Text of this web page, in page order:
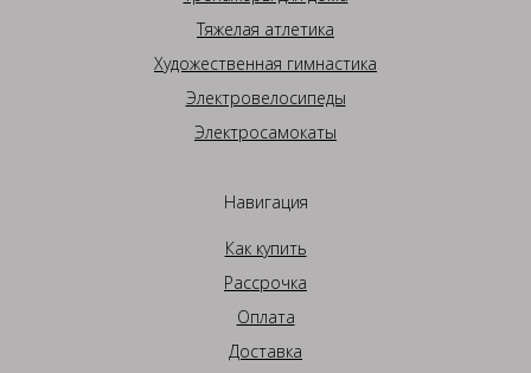
Тяжелая атлетика
Художественная гимнастика
Электровелосипеды
Электросамокаты
Навигация
Как купить
Рассрочка
Оплата
Доставка